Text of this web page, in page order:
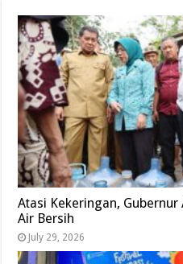
Atasi Kekeringan,
Air Bersih
July 29, 2026